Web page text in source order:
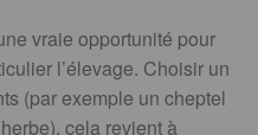
vraie opportunité pour
l’élevage. Choisir un
(par exemple un cheptel
cela revient à